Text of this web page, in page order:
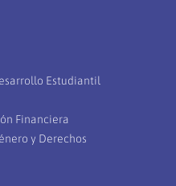
en
de
Estudiantil
Financiera
y Derechos